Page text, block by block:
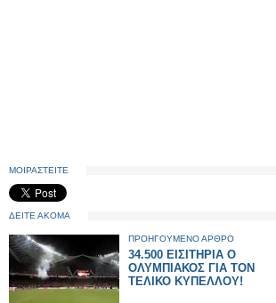
ΜΟΙΡΑΣΤΕΙΤΕ
ΔΕΙΤΕ ΑΚΟΜΑ
ΠΡΟΗΓΟΥΜΕΝΟ ΑΡΘΡΟ
34.500 ΕΙΣΙΤΗΡΙΑ Ο
ΟΛΥΜΠΙΑΚΟΣ ΓΙΑ ΤΟΝ
ΤΕΛΙΚΟ ΚΥΠΕΛΛΟΥ!